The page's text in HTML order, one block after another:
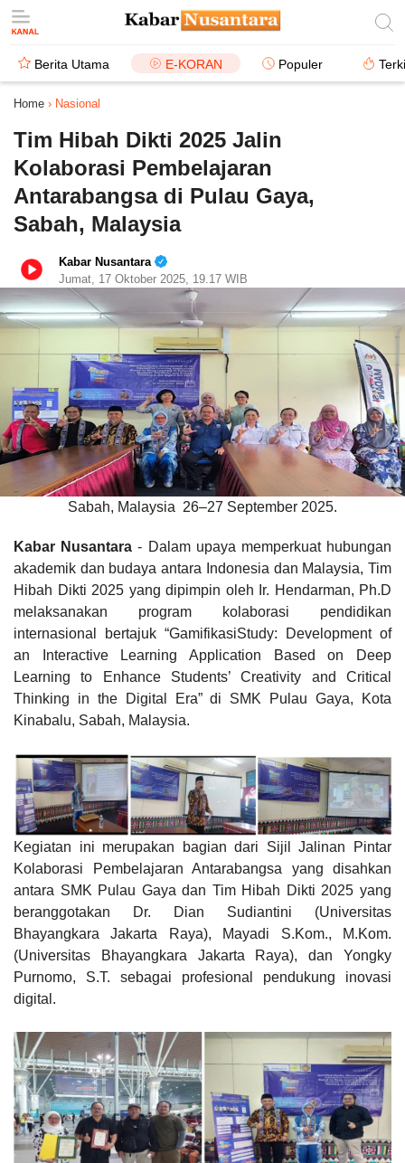
Berita Utama E-KORAN Populer
Home › Nasional
Tim Hibah Dikti 2025 Jalin
Kolaborasi Pembelajaran
Antarabangsa di Pulau Gaya,
Sabah, Malaysia
Kabar Nusantara
Jumat, 17 Oktober 2025, 19.17 WIB
Sabah, Malaysia 26–27 September 2025.
Kabar Nusantara - Dalam upaya memperkuat hubungan
akademik dan budaya antara Indonesia dan Malaysia, Tim
Hibah Dikti 2025 yang dipimpin oleh Ir. Hendarman, Ph.D
melaksanakan program kolaborasi pendidikan
internasional bertajuk “GamifikasiStudy: Development of
an Interactive Learning Application Based on Deep
Learning to Enhance Students’ Creativity and Critical
Thinking in the Digital Era” di SMK Pulau Gaya, Kota
Kinabalu, Sabah, Malaysia.
Kegiatan ini merupakan bagian dari Sijil Jalinan Pintar
Kolaborasi Pembelajaran Antarabangsa yang disahkan
antara SMK Pulau Gaya dan Tim Hibah Dikti 2025 yang
beranggotakan Dr. Dian Sudiantini (Universitas
Bhayangkara Jakarta Raya), Mayadi S.Kom., M.Kom.
(Universitas Bhayangkara Jakarta Raya), dan Yongky
Purnomo, S.T. sebagai profesional pendukung inovasi
digital.